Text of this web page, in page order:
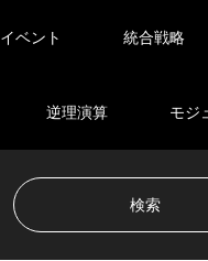
イベント 統合戦略
逆理演算 モジ